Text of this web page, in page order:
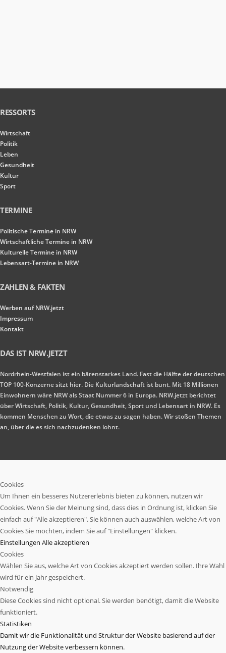
RESSORTS
Wirtschaft
Politik
Leben
Gesundheit
Kultur
Sport
TERMINE
Politische Termine in NRW
Wirtschaftliche Termine in NRW
Kulturelle Termine in NRW
Lebensart-Termine in NRW
ZAHLEN & FAKTEN
Werben auf NRW.jetzt
Impressum
Kontakt
DAS IST NRW.JETZT
Nordrhein-Westfalen ist ein bärenstarkes Land. Fast die Hälfte der deutschen
TOP 100-Konzerne sitzt hier. Die Kulturlandschaft ist bunt. Mit 18 Millionen
Einwohnern wäre NRW als Staat Nummer 6 in Europa. NRW.jetzt berichtet
über Wirtschaft, Politik, Kultur, Gesundheit, Sport und Lebensart in NRW. Es
kommen Menschen zu Wort, die etwas zu sagen haben. Wir stoßen Themen
an, über die es sich nachzudenken lohnt.
Cookies
Um Ihnen ein besseres Nutzererlebnis bieten zu können, nutzen wir
Cookies. Wenn Sie der Meinung sind, dass dies in Ordnung ist, klicken Sie
einfach auf "Alle akzeptieren". Sie können auch auswählen, welche Art von
Cookies Sie möchten, indem Sie auf "Einstellungen" klicken.
Einstellungen Alle akzeptieren
Cookies
Wählen Sie aus, welche Art von Cookies akzeptiert werden sollen. Ihre Wahl
wird für ein Jahr gespeichert.
Notwendig
Diese Cookies sind nicht optional. Sie werden benötigt, damit die Website
funktioniert.
Statistiken
Damit wir die Funktionalität und Struktur der Website basierend auf der
Nutzung der Website verbessern können.